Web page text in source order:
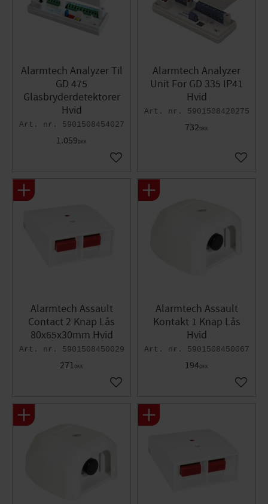
Alarmtech Analyzer Til
GD 475
Glasbryderdetektorer
Hvid
5901508454027
1.059DKK
Gem som favorit
Alarmtech Analyzer
Unit For GD 335 IP41
Hvid
5901508420275
732DKK
Gem
Alarmtech Assault
Contact 2 Knap Lås
80x65x30mm Hvid
5901508450029
271DKK
Gem som favorit
Alarmtech Assault
Kontakt 1 Knap Lås
Hvid
5901508450067
194DKK
Gem